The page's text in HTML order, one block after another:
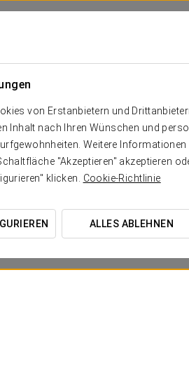
von Erstanbietern und
Inhalt nach Ihren Wünschen und
Weitere
"Akzeptieren" akzeptieren
klicken. Cookie-Richtlinie
ALLES ABLEHNEN